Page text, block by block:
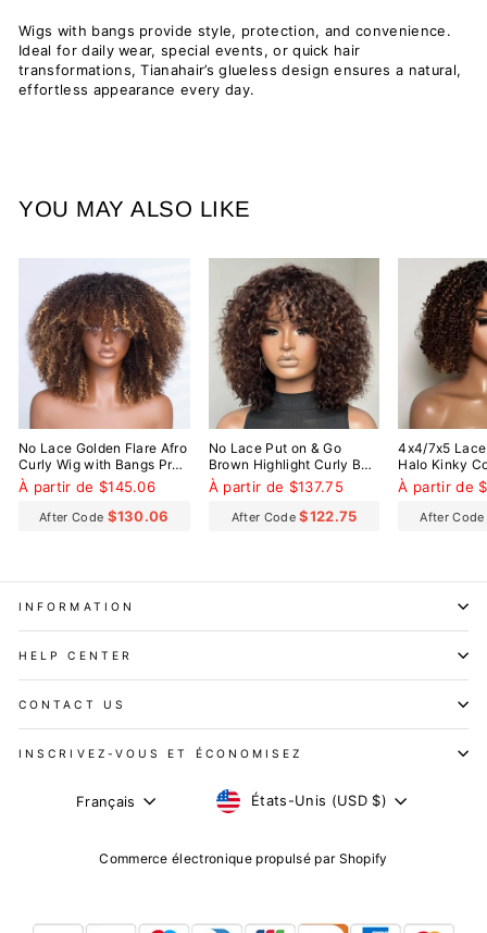
Wigs with bangs provide style, protection, and convenience.
Ideal for daily wear, special events, or quick hair
transformations, Tianahair’s glueless design ensures a natural,
effortless appearance every day.
YOU MAY ALSO LIKE
No Lace Golden Flare Afro
Curly Wig with Bangs Pre-
Everything Wear Go
Glueless Wig
À partir de $145.06
After Code $130.06
No Lace Put on & Go
Brown Highlight Curly Bob
Wig With Bangs
À partir de $137.75
After Code$122.75
4x4/7x5
Halo Kinky
Everything
Glueless Wig
À partir de
After Code
INFORMATION
HELP CENTER
CONTACT US
INSCRIVEZ-VOUS ET ÉCONOMISEZ
LANGUE
Français DEVISE
États-Unis (USD $)
Commerce électronique propulsé par Shopify